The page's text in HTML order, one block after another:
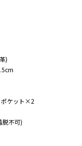
)
ケット×2
不可)